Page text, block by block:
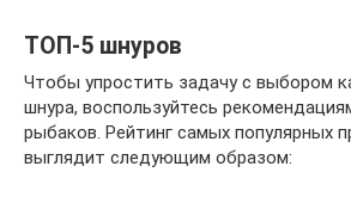
ТОП-5 шнуров
Чтобы упростить задачу с выбором
шнура, воспользуйтесь
рыбаков. Рейтинг самых популярных
выглядит следующим образом: